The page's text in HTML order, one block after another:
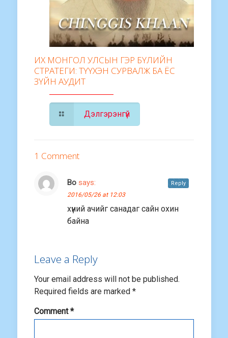
ИХ МОНГОЛ УЛСЫН ГЭР БҮЛИЙН
СТРАТЕГИ: ТҮҮХЭН СУРВАЛЖ БА ЁС
ЗҮЙН АУДИТ
Дэлгэрэнгүй
1 Comment
Bo says:
2016/05/26 at 12:03
хүний ачийг санадаг сайн охин
байна
Reply
Leave a Reply
Your email address will not be published.
Required fields are marked *
Comment*